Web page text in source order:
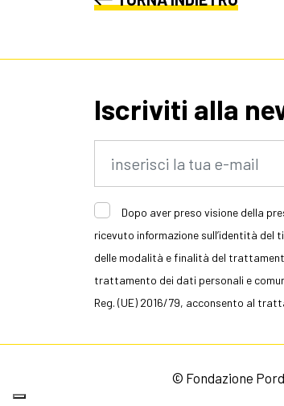
Iscriviti alla
Dopo aver preso visione della
ricevuto informazione sull’identità
delle modalità e finalità del
trattamento dei dati personali e
Reg. (UE) 2016/79, acconsento al
© Fondazione